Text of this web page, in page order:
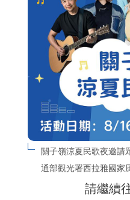
關子嶺涼夏民歌夜邀請
通部觀光署西拉雅國家
請繼續